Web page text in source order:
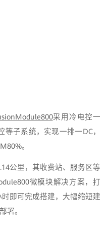
采用冷电控一
子系统，实现一排一DC，
。
公里，其收费站、服务区等
微模块解决方案，打
即可完成搭建，大幅缩短建
署。